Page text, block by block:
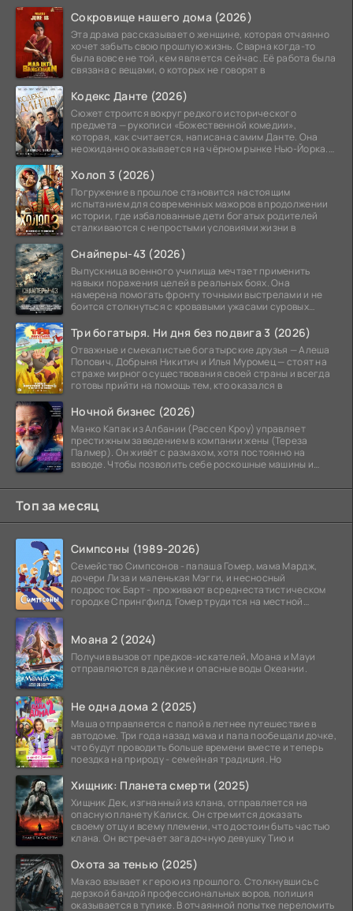
Сокровище нашего дома (2026)
Эта драма рассказывает о женщине, которая отчаянно
хочет забыть свою прошлую жизнь. Сварна когда-то
была вовсе не той, кем является сейчас. Её работа была
связана с вещами, о которых не говорят в
Кодекс Данте (2026)
Сюжет строится вокруг редкого исторического
предмета — рукописи «Божественной комедии»,
которая, как считается, написана самим Данте. Она
неожиданно оказывается на чёрном рынке Нью-Йорка.
Холоп 3 (2026)
Погружение в прошлое становится настоящим
испытанием для современных мажоров в продолжении
истории, где избалованные дети богатых родителей
сталкиваются с непростыми условиями жизни в
Снайперы-43 (2026)
Выпускница военного училища мечтает применить
навыки поражения целей в реальных боях. Она
намерена помогать фронту точными выстрелами и не
боится столкнуться с кровавыми ужасами суровых
Три богатыря. Ни дня без подвига 3 (2026)
Отважные и смекалистые богатырские друзья — Алеша
Попович, Добрыня Никитич и Илья Муромец — стоят на
страже мирного существования своей страны и всегда
готовы прийти на помощь тем, кто оказался в
Ночной бизнес (2026)
Манко Капак из Албании (Рассел Кроу) управляет
престижным заведением в компании жены (Тереза
Палмер). Он живёт с размахом, хотя постоянно на
взводе. Чтобы позволить себе роскошные машины и
Топ за месяц
Симпсоны (1989-2026)
Семейство Симпсонов - папаша Гомер, мама Мардж,
дочери Лиза и маленькая Мэгги, и несносный
подросток Барт - проживают в среднестатистическом
городке Спрингфилд. Гомер трудится на местной
Моана 2 (2024)
Получив вызов от предков-искателей, Моана и Мауи
отправляются в далёкие и опасные воды Океании.
Не одна дома 2 (2025)
Маша отправляется с папой в летнее путешествие в
автодоме. Три года назад мама и папа пообещали дочке,
что будут проводить больше времени вместе и теперь
поездка на природу - семейная традиция. Но
Хищник: Планета смерти (2025)
Хищник Дек, изгнанный из клана, отправляется на
опасную планету Калиск. Он стремится доказать
своему отцу и всему племени, что достоин быть частью
клана. Он встречает загадочную девушку Тию и
Охота за тенью (2025)
Макао взывает к герою из прошлого. Столкнувшись с
дерзкой бандой профессиональных воров, полиция
оказывается в тупике. В отчаянной попытке переломить